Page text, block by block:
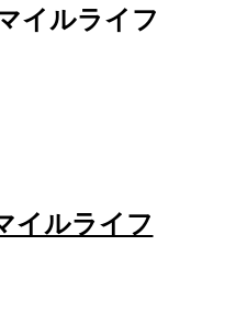
イルライフ
イルライフ